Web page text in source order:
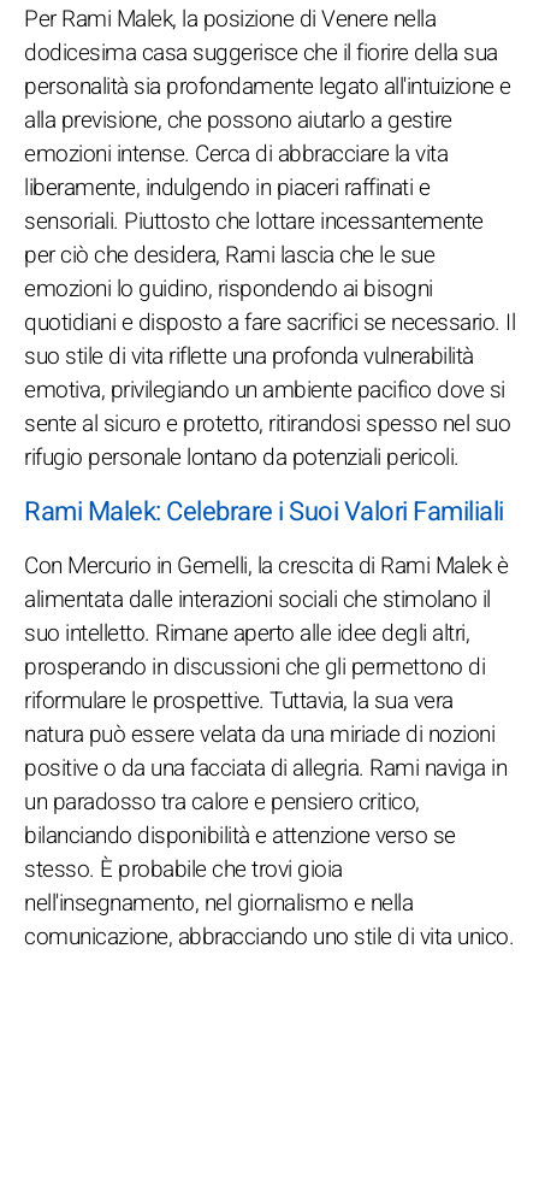
Per Rami Malek, la posizione di Venere nella
dodicesima casa suggerisce che il fiorire della sua
personalità sia profondamente legato all'intuizione e
alla previsione, che possono aiutarlo a gestire
emozioni intense. Cerca di abbracciare la vita
liberamente, indulgendo in piaceri raffinati e
sensoriali. Piuttosto che lottare incessantemente
per ciò che desidera, Rami lascia che le sue
emozioni lo guidino, rispondendo ai bisogni
quotidiani e disposto a fare sacrifici se necessario. Il
suo stile di vita riflette una profonda vulnerabilità
emotiva, privilegiando un ambiente pacifico dove si
sente al sicuro e protetto, ritirandosi spesso nel suo
rifugio personale lontano da potenziali pericoli.
Rami Malek: Celebrare i Suoi Valori Familiali
Con Mercurio in Gemelli, la crescita di Rami Malek è
alimentata dalle interazioni sociali che stimolano il
suo intelletto. Rimane aperto alle idee degli altri,
prosperando in discussioni che gli permettono di
riformulare le prospettive. Tuttavia, la sua vera
natura può essere velata da una miriade di nozioni
positive o da una facciata di allegria. Rami naviga in
un paradosso tra calore e pensiero critico,
bilanciando disponibilità e attenzione verso se
stesso. È probabile che trovi gioia
nell'insegnamento, nel giornalismo e nella
comunicazione, abbracciando uno stile di vita unico.